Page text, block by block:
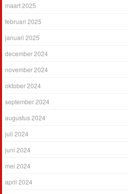
maart 2025
februari 2025
januari 2025
december 2024
november 2024
oktober 2024
september 2024
augustus 2024
juli 2024
juni 2024
mei 2024
april 2024